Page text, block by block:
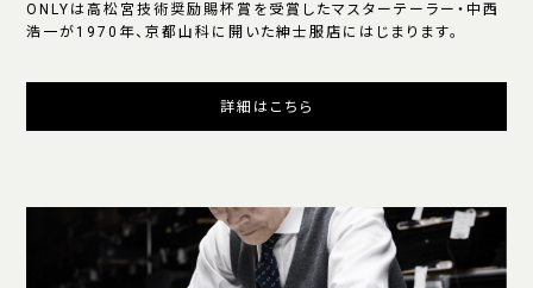
ONLYは高松宮技術奨励賜杯賞を受賞したマスターテーラー・中西
浩一が1970年、京都山科に開いた紳士服店にはじまります。
詳細はこちら